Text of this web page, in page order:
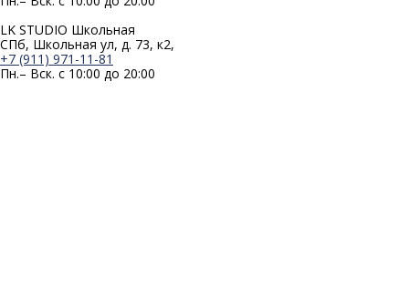
LK STUDIO Школьная
СПб, Школьная ул, д. 73, к2,
+7 (911) 971-11-81
Пн.– Вск. с 10:00 до 20:00